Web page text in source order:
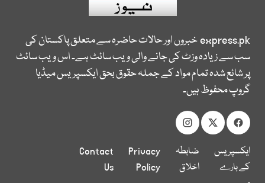
express.pkخبروں اور حالات حاضرہ سے متعلق پاکستان کی
سب سے زیادہ وزٹ کی جانے والی ویب سائٹ ہے۔ اس ویب سائٹ
پر شائع شدہ تمام مواد کے جملہ حقوق بحق ایکسپریس میڈیا
گروپ محفوظ ہیں۔
ایکسپریس
کے بارے
ضابطہ
اخلاق
Privacy
Policy
Contact
Us